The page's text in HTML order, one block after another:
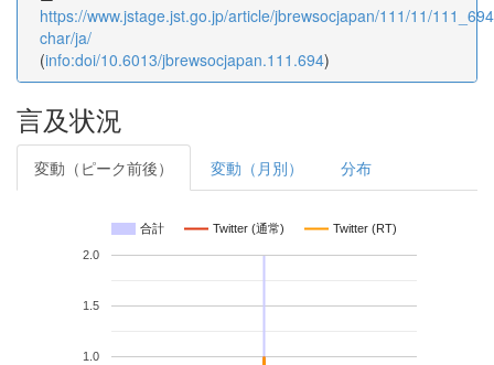
https://www.jstage.jst.go.jp/article/jbrewsocjapan/111/11/
char/ja/
(info:doi/10.6013/jbrewsocjapan.111.694)
言及状況
変動（ピーク前後） 変動（月別） 分布
合計 Twitter (通常) Twitter (RT)
1.0
1.5
2.0